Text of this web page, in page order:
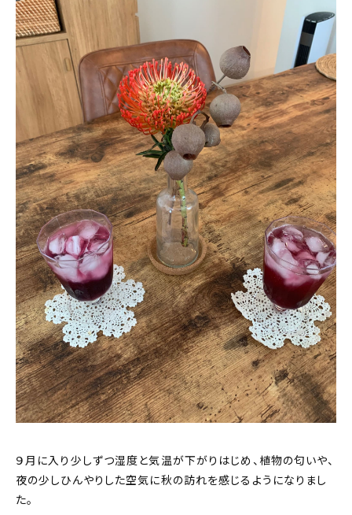
About
会社概要
プライバシーポリシー
お問い合わせ
９月に入り少しずつ湿度と気温が下がりはじめ、植物の匂いや、
夜の少しひんやりした空気に秋の訪れを感じるようになりまし
た。